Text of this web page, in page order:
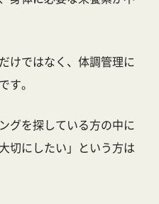
けではなく、体調管理に
す。
グを探している方の中に
切にしたい」という方は